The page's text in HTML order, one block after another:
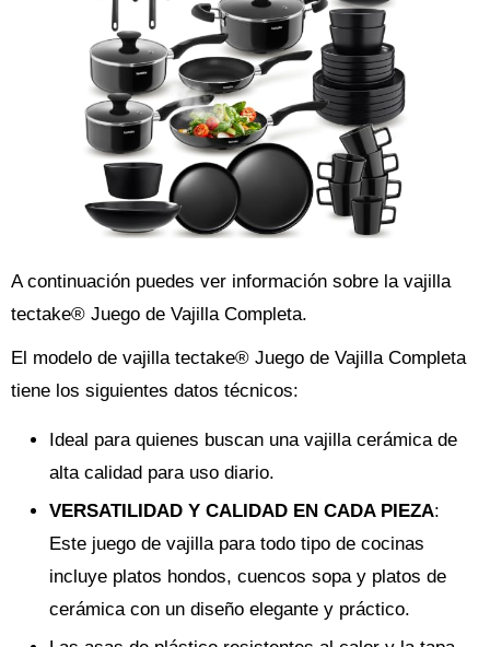
A continuación puedes ver información sobre la vajilla
tectake® Juego de Vajilla Completa.
El modelo de vajilla tectake® Juego de Vajilla Completa
tiene los siguientes datos técnicos:
Ideal para quienes buscan una vajilla cerámica de
alta calidad para uso diario.
VERSATILIDAD Y CALIDAD EN CADA PIEZA:
Este juego de vajilla para todo tipo de cocinas
incluye platos hondos, cuencos sopa y platos de
cerámica con un diseño elegante y práctico.